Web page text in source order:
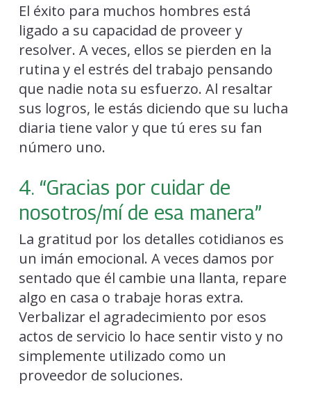
El éxito para muchos hombres está
ligado a su capacidad de proveer y
resolver. A veces, ellos se pierden en la
rutina y el estrés del trabajo pensando
que nadie nota su esfuerzo. Al resaltar
sus logros, le estás diciendo que su lucha
diaria tiene valor y que tú eres su fan
número uno.
4. “Gracias por cuidar de
nosotros/mí de esa manera”
La gratitud por los detalles cotidianos es
un imán emocional. A veces damos por
sentado que él cambie una llanta, repare
algo en casa o trabaje horas extra.
Verbalizar el agradecimiento por esos
actos de servicio lo hace sentir visto y no
simplemente utilizado como un
proveedor de soluciones.